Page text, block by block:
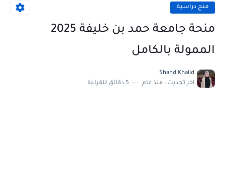
منح دراسية
منحة جامعة حمد بن خليفة 2025
الممولة بالكامل
Shahd Khalid
اخر تحديث : منذ عام 5 دقائق للقراءة